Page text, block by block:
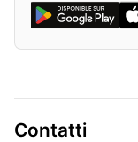
Contatti